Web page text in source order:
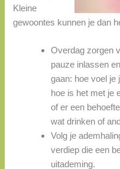
Kleine
gewoontes kunnen je dan
Overdag zorgen
pauze inlassen
gaan: hoe voel je
hoe is het met je
of er een
wat drinken of
Volg je
verdiep die een
uitademing.